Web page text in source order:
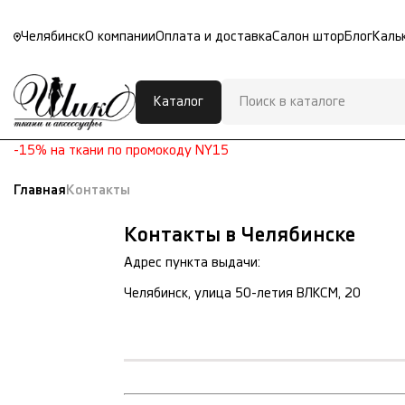
ЧелябинскО компанииОплата и доставкаСалон штор Блог
Каталог
-15% на ткани по промокоду NY15
Главная Контакты
Контакты в Челябинске
Адрес пункта выдачи:
Челябинск, улица 50-летия ВЛКСМ, 20